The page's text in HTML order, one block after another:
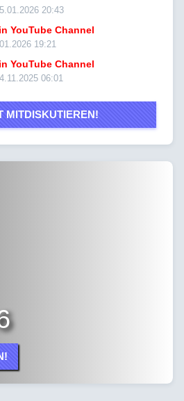
20:43
YouTube Channel
19:21
YouTube Channel
06:01
MITDISKUTIEREN!